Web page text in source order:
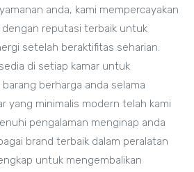
anda, kami mempercayakan
dengan reputasi terbaik untuk
setelah beraktifitas seharian.
di setiap kamar untuk
berharga anda selama
yang minimalis modern telah kami
pengalaman menginap anda
brand terbaik dalam peralatan
untuk mengembalikan